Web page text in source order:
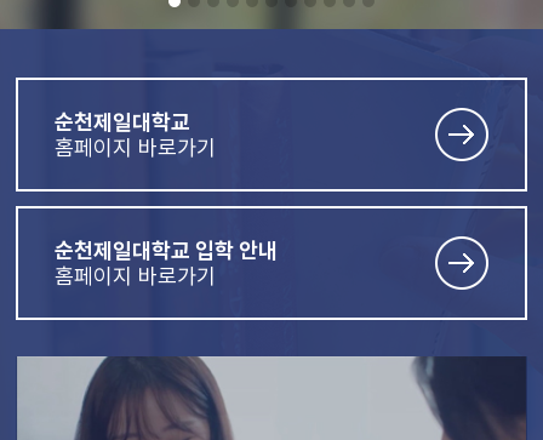
순천제일대학교
홈페이지 바로가기
순천제일대학교 입학 안내
홈페이지 바로가기